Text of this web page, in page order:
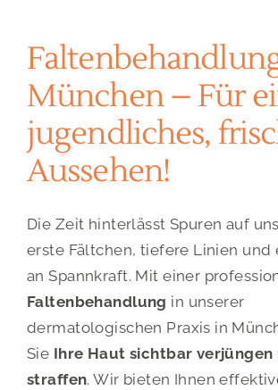
KONTAKT
München – Für
jugendliches,
Aussehen!
Die Zeit hinterlässt Spuren auf
erste Fältchen, tiefere Linien und
an Spannkraft. Mit einer
Faltenbehandlung in unserer
dermatologischen Praxis in
Sie Ihre Haut sichtbar verjüngen
straffen. Wir bieten Ihnen